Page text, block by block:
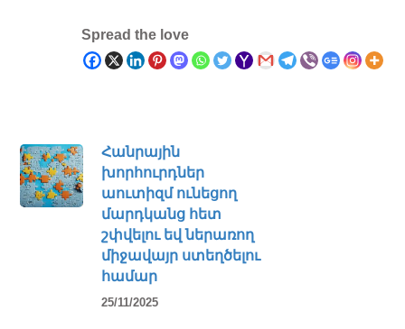
Spread the love
Հանրային
խորհուրդներ
աուտիզմ ունեցող
մարդկանց հետ
շփվելու եվ ներառող
միջավայր ստեղծելու
համար
25/11/2025